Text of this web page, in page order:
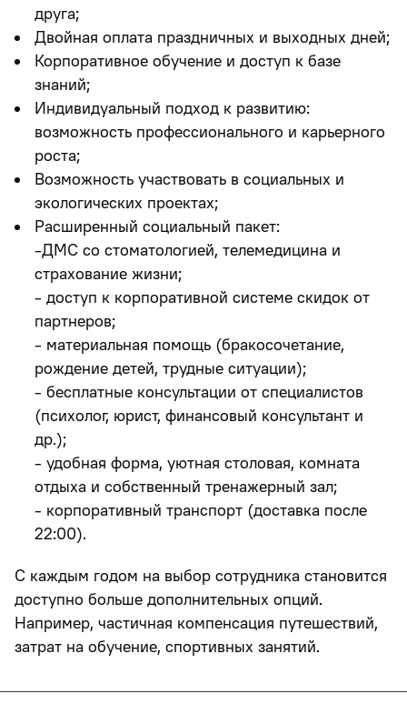
друга;
Двойная оплата праздничных и выходных дней;
Корпоративное обучение и доступ к базе
знаний;
Индивидуальный подход к развитию:
возможность профессионального и карьерного
роста;
Возможность участвовать в социальных и
экологических проектах;
Расширенный социальный пакет:
-ДМС со стоматологией, телемедицина и
страхование жизни;
- доступ к корпоративной системе скидок от
партнеров;
- материальная помощь (бракосочетание,
рождение детей, трудные ситуации);
- бесплатные консультации от специалистов
(психолог, юрист, финансовый консультант и
др.);
- удобная форма, уютная столовая, комната
отдыха и собственный тренажерный зал;
- корпоративный транспорт (доставка после
22:00).
С каждым годом на выбор сотрудника становится
доступно больше дополнительных опций.
Например, частичная компенсация путешествий,
затрат на обучение, спортивных занятий.